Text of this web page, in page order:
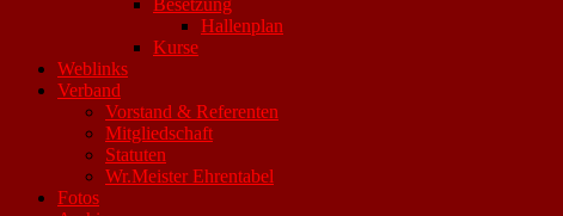
Besetzung
Hallenplan
Kurse
Weblinks
Verband
Vorstand & Referenten
Mitgliedschaft
Statuten
Wr.Meister Ehrentabel
Fotos